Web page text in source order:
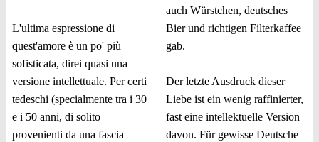
L'ultima espressione di
quest'amore è un po' più
sofisticata, direi quasi una
versione intellettuale. Per certi
tedeschi (specialmente tra i 30
e i 50 anni, di solito
provenienti da una fascia
auch Würstchen, deutsches
Bier und richtigen Filterkaffee
gab.
Der letzte Ausdruck dieser
Liebe ist ein wenig raffinierter,
fast eine intellektuelle Version
davon. Für gewisse Deutsche